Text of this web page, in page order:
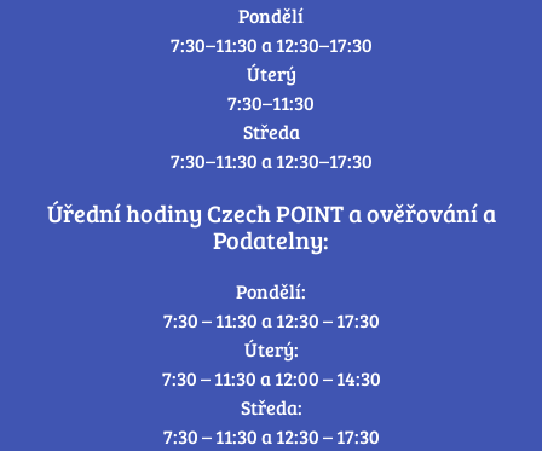
Pondělí
7:30–11:30 a 12:30–17:30
Úterý
7:30–11:30
Středa
7:30–11:30 a 12:30–17:30
Úřední hodiny Czech POINT a ověřování a
Podatelny:
Pondělí:
7:30 – 11:30 a 12:30 – 17:30
Úterý:
7:30 – 11:30 a 12:00 – 14:30
Středa:
7:30 – 11:30 a 12:30 – 17:30